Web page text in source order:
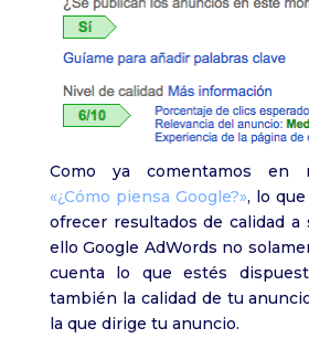
Como ya comentamos en
«¿Cómo piensa Google?», lo
ofrecer resultados de calidad a
ello Google AdWords no
cuenta lo que estés
también la calidad de tu
la que dirige tu anuncio.